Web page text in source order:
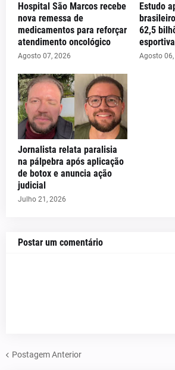
Hospital São Marcos recebe
nova remessa de
medicamentos para reforçar
atendimento oncológico
Agosto 07, 2026
Estudo
62,5
Agosto
Jornalista relata paralisia
na pálpebra após aplicação
de botox e anuncia ação
judicial
Julho 21, 2026
Postar um comentário
Postagem Anterior